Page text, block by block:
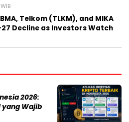
Telkom (TLKM), and MIKA
27 Decline as Investors Watch
2026:
yang Wajib